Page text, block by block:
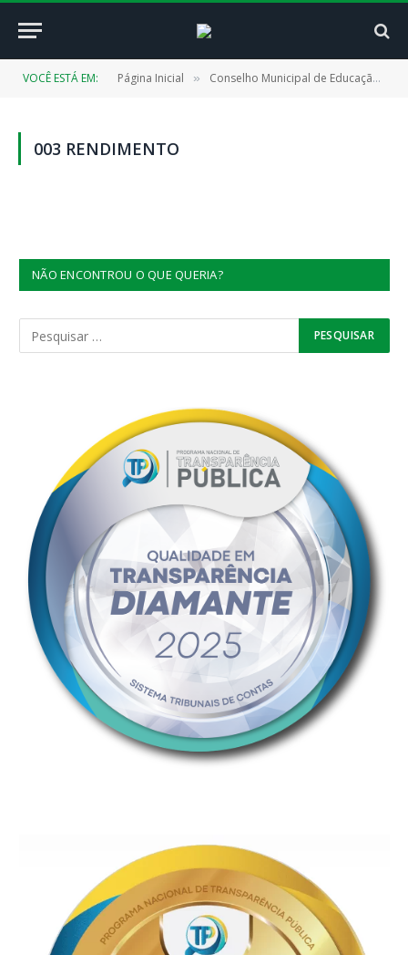
VOCÊ ESTÁ EM: Página Inicial » Conselho Municipal de Educação (CMECAP)
003 RENDIMENTO
NÃO ENCONTROU O QUE QUERIA?